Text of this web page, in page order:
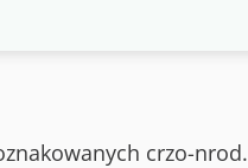
crzo-nrod.